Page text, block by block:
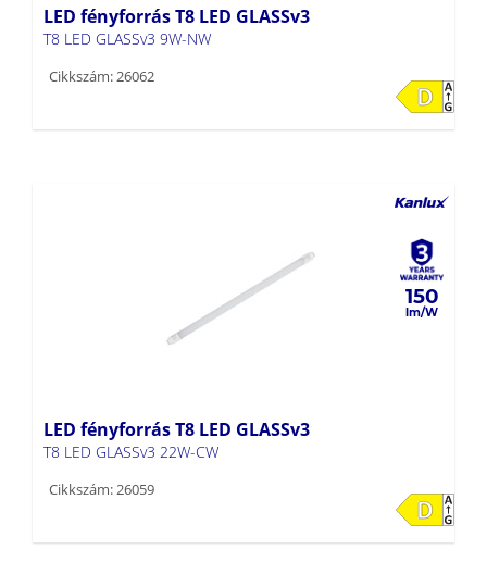
LED fényforrás T8 LED GLASSv3
T8 LED GLASSv3 9W-NW
Cikkszám: 26062
150
LED fényforrás T8 LED GLASSv3
T8 LED GLASSv3 22W-CW
Cikkszám: 26059